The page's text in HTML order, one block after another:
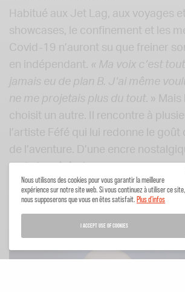
Habitué aux Jet Lag, aux voyages
showcases, le confinement et les
Covid-19 n’auront su que freiner
en indépendant. « Ma voix c’est
jamais eu de plan B. J’ai même
ne me projetais plus du tout. » Mais
choisit un autre. Il rencontre à
l’artiste Féfé qui lui redonne le goût
de l’aventure. D’une encre
met alors à écrire son nouveau
Lag».
Nous utilisons des cookies pour vous garantir la meilleure
expérience sur notre site web. Si vous continuez à utiliser ce site,
nous supposerons que vous en êtes satisfait.Plus d'infos
I ACCEPT USE OF COOKIES